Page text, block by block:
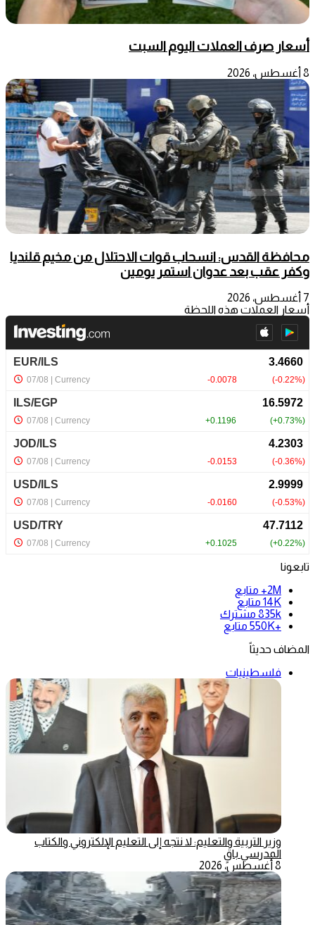
أسعار صرف العملات اليوم السبت
8 أغسطس، 2026
محافظة القدس: انسحاب قوات الاحتلال من مخيم قلنديا
وكفر عقب بعد عدوان استمر يومين
7 أغسطس، 2026
أسعار العملات هذه اللحظة
تابعونا
2M+
متابع
14K متابع
835k مشترك
+550K
متابع
المضاف حديثاً
فلسطينيات
وزير التربية والتعليم: لا نتجه إلى التعليم الإلكتروني والكتاب
المدرسي باقٍ
8 أغسطس، 2026